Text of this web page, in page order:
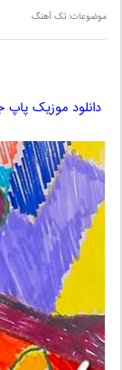
موضوعات:تک آهنگ
دانلود موزیک پاپ